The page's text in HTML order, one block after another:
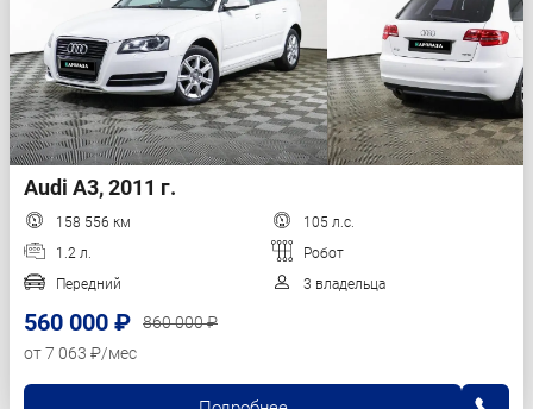
Audi A3, 2011 г.
158 556 км
105 л.с.
1.2 л.
Робот
Передний
3 владельца
560 000 ₽
860 000 ₽
от 7 063 ₽/мес